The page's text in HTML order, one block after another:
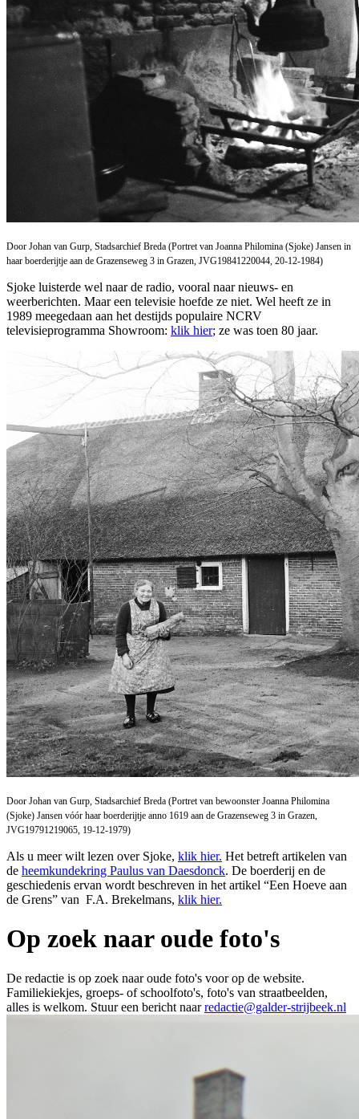
Door Johan van Gurp, Stadsarchief Breda (Portret van Joanna Philomina (Sjoke) Jansen in
haar boerderijtje aan de Grazenseweg 3 in Grazen, JVG19841220044, 20-12-1984)
Sjoke luisterde wel naar de radio, vooral naar nieuws- en
weerberichten. Maar een televisie hoefde ze niet. Wel heeft ze in
1989 meegedaan aan het destijds populaire NCRV
televisieprogramma Showroom: klik hier; ze was toen 80 jaar.
Door Johan van Gurp, Stadsarchief Breda (Portret van bewoonster Joanna Philomina
(Sjoke) Jansen vóór haar boerderijtje anno 1619 aan de Grazenseweg 3 in Grazen,
JVG19791219065, 19-12-1979)
Als u meer wilt lezen over Sjoke, klik hier. Het betreft artikelen van
de heemkundekring Paulus van Daesdonck. De boerderij en de
geschiedenis ervan wordt beschreven in het artikel “Een Hoeve aan
de Grens” van F.A. Brekelmans, klik hier.
Op zoek naar oude foto's
De redactie is op zoek naar oude foto's voor op de website.
Familiekiekjes, groeps- of schoolfoto's, foto's van straatbeelden,
alles is welkom. Stuur een bericht naarredactie@galder-strijbeek.nl